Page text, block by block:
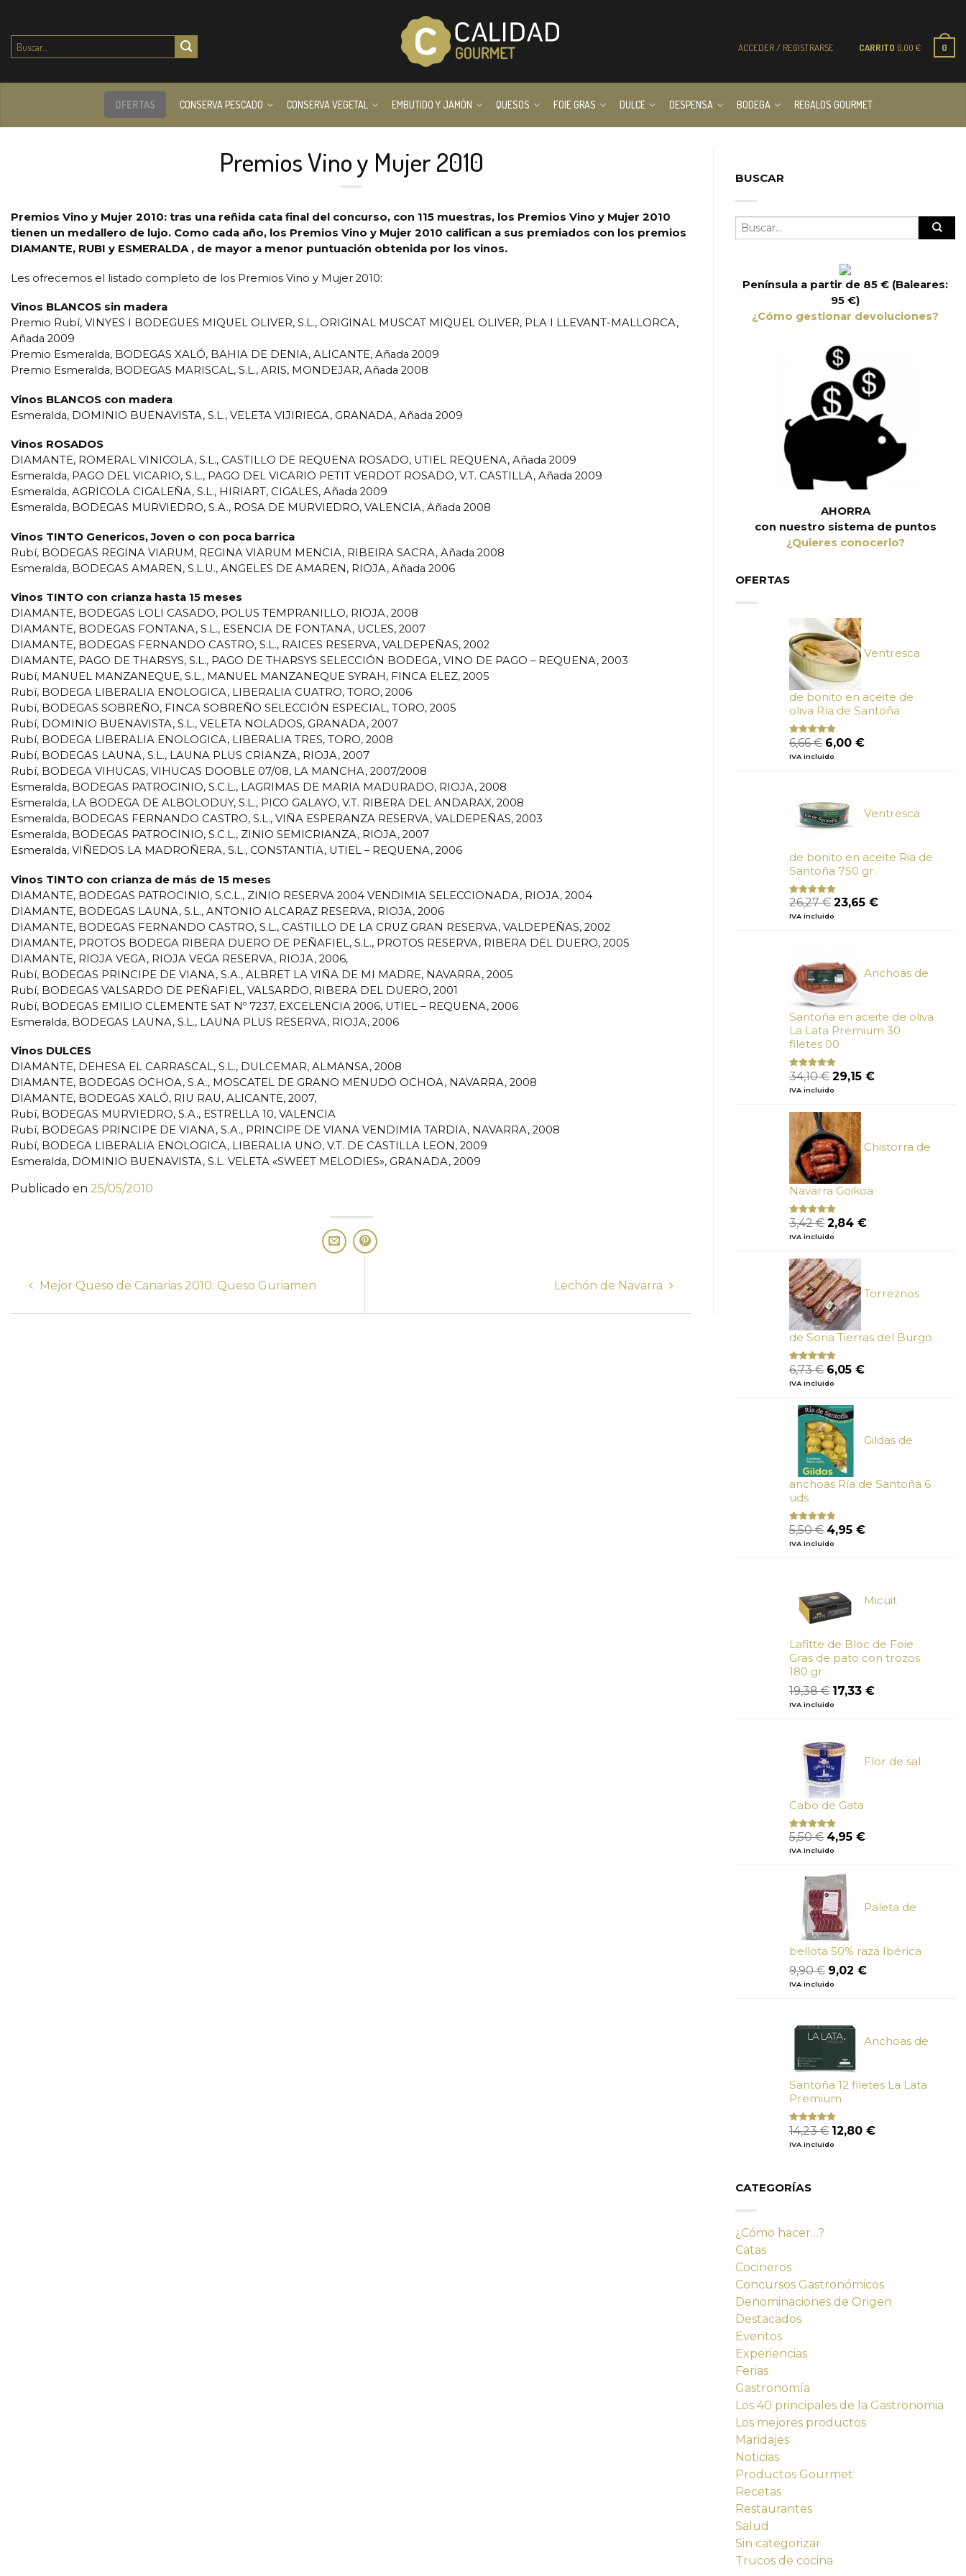
Buscar
por: ACCEDER / REGISTRARSE CARRITO 0,00 € 0
OFERTAS CONSERVA PESCADO CONSERVA VEGETAL EMBUTIDO Y JAMÓN QUESOS FOIE GRAS DULCE DESPENSA BODEGA REGALOS GOURMET
Premios Vino y Mujer 2010
Premios Vino y Mujer 2010: tras una reñida cata final del concurso, con 115 muestras, los Premios Vino y Mujer 2010
tienen un medallero de lujo. Como cada año, los Premios Vino y Mujer 2010 califican a sus premiados con los premios
DIAMANTE, RUBI y ESMERALDA , de mayor a menor puntuación obtenida por los vinos.
Les ofrecemos el listado completo de los Premios Vino y Mujer 2010:
Vinos BLANCOS sin madera
Premio Rubí, VINYES I BODEGUES MIQUEL OLIVER, S.L., ORIGINAL MUSCAT MIQUEL OLIVER, PLA I LLEVANT-MALLORCA,
Añada 2009
Premio Esmeralda, BODEGAS XALÓ, BAHIA DE DENIA, ALICANTE, Añada 2009
Premio Esmeralda, BODEGAS MARISCAL, S.L., ARIS, MONDEJAR, Añada 2008
Vinos BLANCOS con madera
Esmeralda, DOMINIO BUENAVISTA, S.L., VELETA VIJIRIEGA, GRANADA, Añada 2009
Vinos ROSADOS
DIAMANTE, ROMERAL VINICOLA, S.L., CASTILLO DE REQUENA ROSADO, UTIEL REQUENA, Añada 2009
Esmeralda, PAGO DEL VICARIO, S.L., PAGO DEL VICARIO PETIT VERDOT ROSADO, V.T. CASTILLA, Añada 2009
Esmeralda, AGRICOLA CIGALEÑA, S.L., HIRIART, CIGALES, Añada 2009
Esmeralda, BODEGAS MURVIEDRO, S.A., ROSA DE MURVIEDRO, VALENCIA, Añada 2008
Vinos TINTO Genericos, Joven o con poca barrica
Rubí, BODEGAS REGINA VIARUM, REGINA VIARUM MENCIA, RIBEIRA SACRA, Añada 2008
Esmeralda, BODEGAS AMAREN, S.L.U., ANGELES DE AMAREN, RIOJA, Añada 2006
Vinos TINTO con crianza hasta 15 meses
DIAMANTE, BODEGAS LOLI CASADO, POLUS TEMPRANILLO, RIOJA, 2008
DIAMANTE, BODEGAS FONTANA, S.L., ESENCIA DE FONTANA, UCLES, 2007
DIAMANTE, BODEGAS FERNANDO CASTRO, S.L., RAICES RESERVA, VALDEPEÑAS, 2002
DIAMANTE, PAGO DE THARSYS, S.L., PAGO DE THARSYS SELECCIÓN BODEGA, VINO DE PAGO – REQUENA, 2003
Rubí, MANUEL MANZANEQUE, S.L., MANUEL MANZANEQUE SYRAH, FINCA ELEZ, 2005
Rubí, BODEGA LIBERALIA ENOLOGICA, LIBERALIA CUATRO, TORO, 2006
Rubí, BODEGAS SOBREÑO, FINCA SOBREÑO SELECCIÓN ESPECIAL, TORO, 2005
Rubí, DOMINIO BUENAVISTA, S.L., VELETA NOLADOS, GRANADA, 2007
Rubí, BODEGA LIBERALIA ENOLOGICA, LIBERALIA TRES, TORO, 2008
Rubí, BODEGAS LAUNA, S.L., LAUNA PLUS CRIANZA, RIOJA, 2007
Rubí, BODEGA VIHUCAS, VIHUCAS DOOBLE 07/08, LA MANCHA, 2007/2008
Esmeralda, BODEGAS PATROCINIO, S.C.L., LAGRIMAS DE MARIA MADURADO, RIOJA, 2008
Esmeralda, LA BODEGA DE ALBOLODUY, S.L., PICO GALAYO, V.T. RIBERA DEL ANDARAX, 2008
Esmeralda, BODEGAS FERNANDO CASTRO, S.L., VIÑA ESPERANZA RESERVA, VALDEPEÑAS, 2003
Esmeralda, BODEGAS PATROCINIO, S.C.L., ZINIO SEMICRIANZA, RIOJA, 2007
Esmeralda, VIÑEDOS LA MADROÑERA, S.L., CONSTANTIA, UTIEL – REQUENA, 2006
Vinos TINTO con crianza de más de 15 meses
DIAMANTE, BODEGAS PATROCINIO, S.C.L., ZINIO RESERVA 2004 VENDIMIA SELECCIONADA, RIOJA, 2004
DIAMANTE, BODEGAS LAUNA, S.L., ANTONIO ALCARAZ RESERVA, RIOJA, 2006
DIAMANTE, BODEGAS FERNANDO CASTRO, S.L., CASTILLO DE LA CRUZ GRAN RESERVA, VALDEPEÑAS, 2002
DIAMANTE, PROTOS BODEGA RIBERA DUERO DE PEÑAFIEL, S.L., PROTOS RESERVA, RIBERA DEL DUERO, 2005
DIAMANTE, RIOJA VEGA, RIOJA VEGA RESERVA, RIOJA, 2006,
Rubí, BODEGAS PRINCIPE DE VIANA, S.A., ALBRET LA VIÑA DE MI MADRE, NAVARRA, 2005
Rubí, BODEGAS VALSARDO DE PEÑAFIEL, VALSARDO, RIBERA DEL DUERO, 2001
Rubí, BODEGAS EMILIO CLEMENTE SAT Nº 7237, EXCELENCIA 2006, UTIEL – REQUENA, 2006
Esmeralda, BODEGAS LAUNA, S.L., LAUNA PLUS RESERVA, RIOJA, 2006
Vinos DULCES
DIAMANTE, DEHESA EL CARRASCAL, S.L., DULCEMAR, ALMANSA, 2008
DIAMANTE, BODEGAS OCHOA, S.A., MOSCATEL DE GRANO MENUDO OCHOA, NAVARRA, 2008
DIAMANTE, BODEGAS XALÓ, RIU RAU, ALICANTE, 2007,
Rubí, BODEGAS MURVIEDRO, S.A., ESTRELLA 10, VALENCIA
Rubí, BODEGAS PRINCIPE DE VIANA, S.A., PRINCIPE DE VIANA VENDIMIA TARDIA, NAVARRA, 2008
Rubí, BODEGA LIBERALIA ENOLOGICA, LIBERALIA UNO, V.T. DE CASTILLA LEON, 2009
Esmeralda, DOMINIO BUENAVISTA, S.L. VELETA «SWEET MELODIES», GRANADA, 2009
Publicado en 25/05/2010
Mejor Queso de Canarias 2010: Queso Guriamen Lechón de Navarra
BUSCAR
Península a partir de 85 € (Baleares:
95 €)
¿Cómo gestionar devoluciones?
AHORRA
con nuestro sistema de puntos
¿Quieres conocerlo?
OFERTAS
Ventresca
de bonito en aceite de
oliva Ría de Santoña
Valorado
con
de 5
6,66€ El
precio
6,00 €El
IVA incluido
Ventresca
de bonito en aceite Ria de
Santoña 750 gr.
Valorado
con
5
26,27€ El
precio
23,65 €El
IVA incluido
Anchoas de
Santoña en aceite de oliva
La Lata Premium 30
filetes 00
Valorado
con
de 5
34,10€ El
precio
era:
34,10 €.
29,15 €El
IVA incluido
Chistorra de
Navarra Goikoa
Valorado
con
de 5
3,42€ El
precio
era:
3,42 €.
2,84 €El
IVA incluido
Torreznos
de Soria Tierras del Burgo
Valorado
con
de
5
6,73€ El
precio
era:
6,73 €.
6,05 €El
IVA incluido
Gildas de
anchoas Ría de Santoña 6
uds
Valorado
con
de 5
5,50€ El
precio
4,95 €El
IVA incluido
Micuit
Lafitte de Bloc de Foie
Gras de pato con trozos
180 gr
19,38€ El
precio
19,38 €.
17,33 €El
IVA incluido
Flor de sal
Cabo de Gata
Valorado
con
de
5
5,50€ El
precio
era:
5,50 €.
4,95 €El
IVA incluido
Paleta de
bellota 50% raza Ibérica
9,90€ El
precio
9,90 €.
9,02 €El
IVA incluido
Anchoas de
Santoña 12 filetes La Lata
Premium
Valorado
con
de 5
14,23€ El
precio
12,80 €El
IVA incluido
CATEGORÍAS
¿Cómo hacer…?
Catas
Cocineros
Concursos Gastronómicos
Denominaciones de Origen
Destacados
Eventos
Experiencias
Ferias
Gastronomía
Los 40 principales de la Gastronomia
Los mejores productos
Maridajes
Noticias
Productos Gourmet
Recetas
Restaurantes
Salud
Sin categorizar
Trucos de cocina